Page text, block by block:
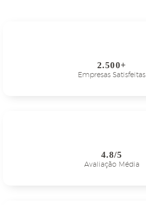
2.500+
Empresas Satisfeitas
4.8/5
Avaliação Média